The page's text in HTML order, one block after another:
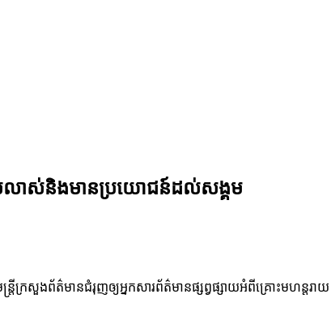
ាស់លាស់និងមានប្រយោជន៍ដល់សង្គម
រីក្រសួងព័ត៌មានជំរុញឲ្យអ្នកសារព័ត៌មានផ្សព្វផ្សាយអំពីគ្រោះមហន្តរាយ